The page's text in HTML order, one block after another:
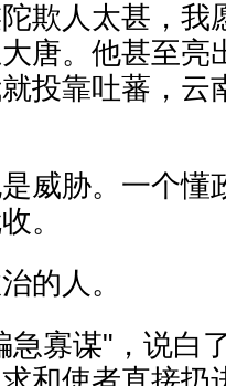
欺人太甚，我
大唐。他甚至
投靠吐蕃，云
威胁。一个懂
。
的人。
急寡谋"，说白